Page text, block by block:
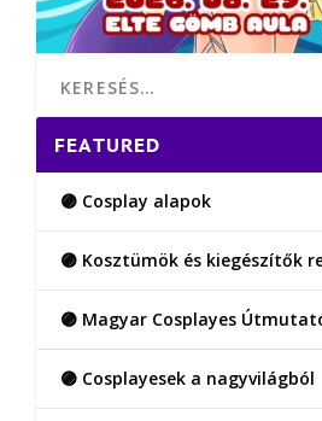
FEATURED
🟣 Cosplay alapok
🟣 Kosztümök és kiegészítők
🟣 Magyar Cosplayes
🟣 Cosplayesek a nagyvilágból